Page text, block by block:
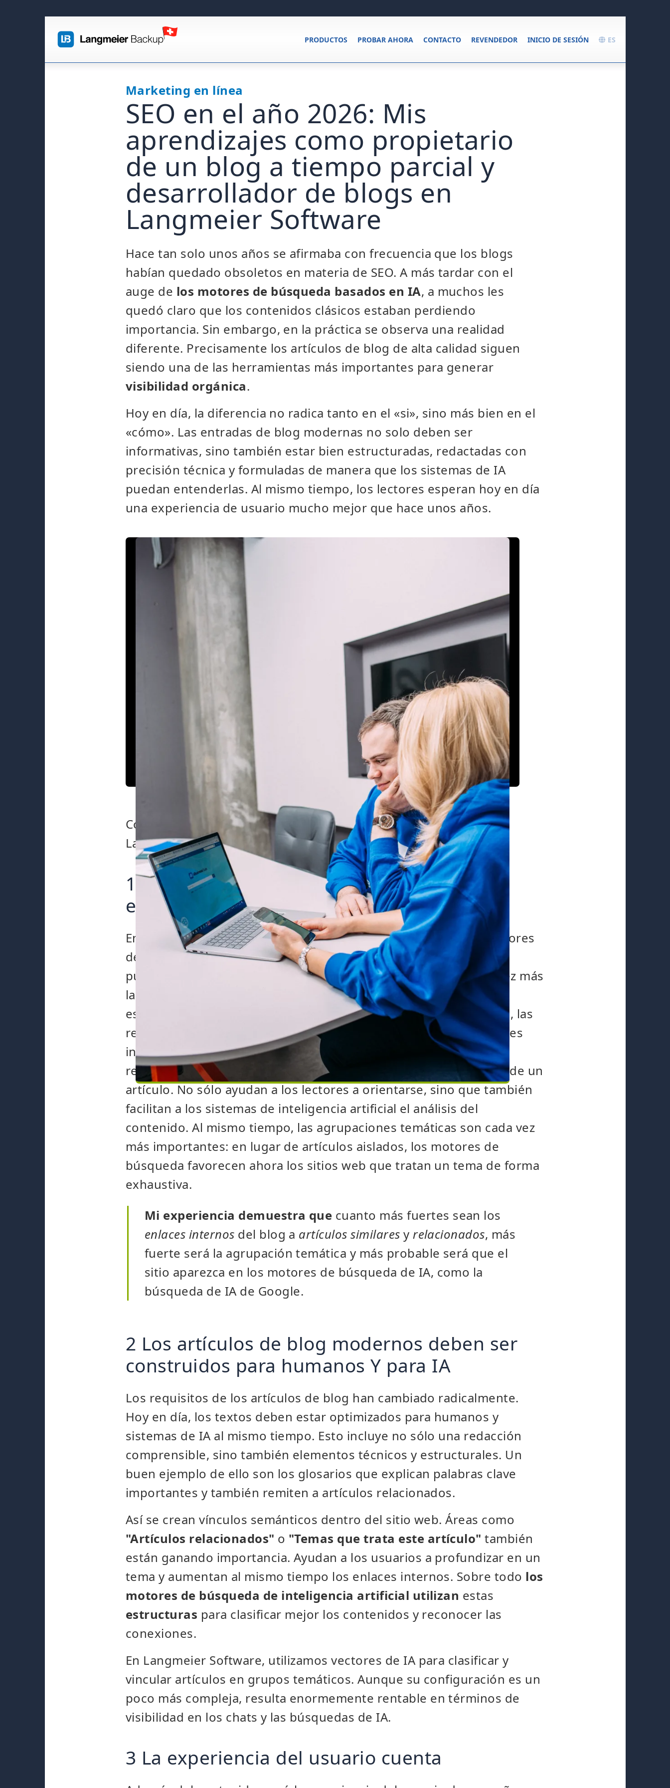
ES
INICIO DE SESIÓN
REVENDEDOR
CONTACTO
PROBAR AHORA
PRODUCTOS
Marketing en línea
SEO en el año 2026: Mis
aprendizajes como propietario
de un blog a tiempo parcial y
desarrollador de blogs en
Langmeier Software
Hace tan solo unos años se afirmaba con frecuencia que los blogs
habían quedado obsoletos en materia de SEO. A más tardar con el
auge de los motores de búsqueda basados en IA, a muchos les
quedó claro que los contenidos clásicos estaban perdiendo
importancia. Sin embargo, en la práctica se observa una realidad
diferente. Precisamente los artículos de blog de alta calidad siguen
siendo una de las herramientas más importantes para generar
visibilidad orgánica.
Hoy en día, la diferencia no radica tanto en el «si», sino más bien en el
«cómo». Las entradas de blog modernas no solo deben ser
informativas, sino también estar bien estructuradas, redactadas con
precisión técnica y formuladas de manera que los sistemas de IA
puedan entenderlas. Al mismo tiempo, los lectores esperan hoy en día
una experiencia de usuario mucho mejor que hace unos años.
Como operador y desarrollador de blogs a tiempo parcial en
Langmeier Software, me he dado cuenta de lo siguiente:
1 El contenido sigue siendo el rey, la
estructura se vuelve crucial
En 2026, el contenido de alta calidad sigue siendo uno de los factores
de clasificación más importantes. Sin embargo, ya no basta con
publicar textos largos. Los motores de búsqueda evalúan cada vez más
la estructura y la
categorización semánticade un artículo. Son
especialmente importantes los subtítulos claramente formulados, las
respuestas compactas a las preguntas más frecuentes y los enlaces
internos a temas relacionados. Por ello, muchos blogs modernos
recurren alos acordeones de preguntas frecuentesal principio de un
artículo. No sólo ayudan a los lectores a orientarse, sino que también
facilitan a los sistemas de inteligencia artificial el análisis del
contenido. Al mismo tiempo, las agrupaciones temáticas son cada vez
más importantes: en lugar de artículos aislados, los motores de
búsqueda favorecen ahora los sitios web que tratan un tema de forma
exhaustiva.
Mi experiencia demuestra que cuanto más fuertes sean los
enlaces internos del blog a artículos similares yrelacionados, más
fuerte será la agrupación temática y más probable será que el
sitio aparezca en los motores de búsqueda de IA, como la
búsqueda de IA de Google.
2 Los artículos de blog modernos deben ser
construidos para humanos Y para IA
Los requisitos de los artículos de blog han cambiado radicalmente.
Hoy en día, los textos deben estar optimizados para humanos y
sistemas de IA al mismo tiempo. Esto incluye no sólo una redacción
comprensible, sino también elementos técnicos y estructurales. Un
buen ejemplo de ello son los glosarios que explican palabras clave
importantes y también remiten a artículos relacionados.
Así se crean vínculos semánticos dentro del sitio web. Áreas como
"Artículos relacionados" o "Temas que trata este artículo" también
están ganando importancia. Ayudan a los usuarios a profundizar en un
tema y aumentan al mismo tiempo los enlaces internos. Sobre todo los
motores de búsqueda de inteligencia artificial utilizan estas
estructuras para clasificar mejor los contenidos y reconocer las
conexiones.
En Langmeier Software, utilizamos vectores de IA para clasificar y
vincular artículos en grupos temáticos. Aunque su configuración es un
poco más compleja, resulta enormemente rentable en términos de
visibilidad en los chats y las búsquedas de IA.
3 La experiencia del usuario cuenta